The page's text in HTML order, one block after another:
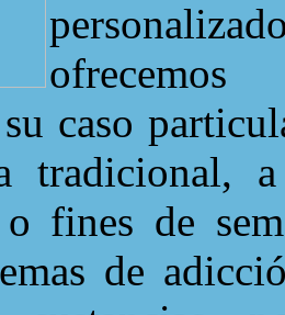
caso
tradicional,
fines de
de